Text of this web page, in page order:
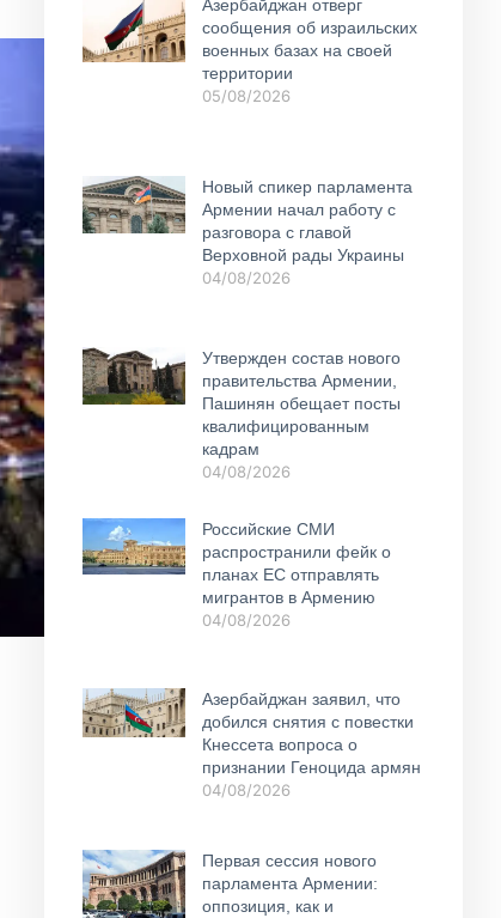
Азербайджан отверг
сообщения об израильских
военных базах на своей
территории
05/08/2026
Новый спикер парламента
Армении начал работу с
разговора с главой
Верховной рады Украины
04/08/2026
Утвержден состав нового
правительства Армении,
Пашинян обещает посты
квалифицированным
кадрам
04/08/2026
Российские СМИ
распространили фейк о
планах ЕС отправлять
мигрантов в Армению
04/08/2026
Азербайджан заявил, что
добился снятия с повестки
Кнессета вопроса о
признании Геноцида армян
04/08/2026
Первая сессия нового
парламента Армении:
оппозиция, как и